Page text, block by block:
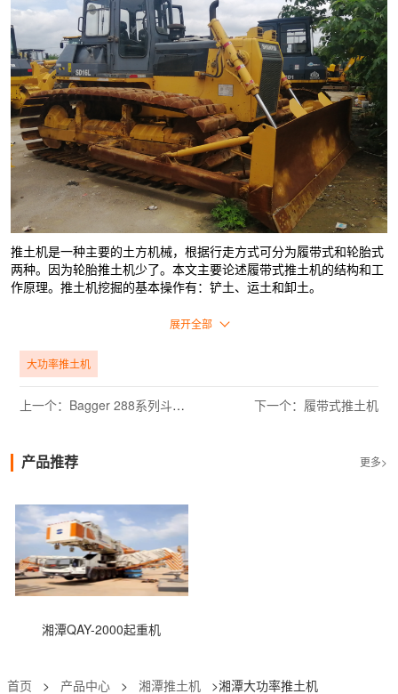
推土机是一种主要的土方机械，根据行走方式可分为履带式和轮胎式
两种。因为轮胎推土机少了。本文主要论述履带式推土机的结构和工
作原理。推土机挖掘的基本操作有：铲土、运土和卸土。
土机采用日本小松制造所引进的D155、D85、D65型基础推土机的制
造技术。经过国产化，基本推土机最终确定为TY320、TY220和
TY160型号。为了满足用户在各种工况下的需求，中国推土机制造商
在上述三种基本推土机的基础上，扩大了产品品种，形成了三个系列
的推土机。TY220推土机系列产品包括TSY220湿地推土机、
土机也在拓展类似的系列产品。TY160系列还有TSY160L超湿地推土
机和TBY160推土机。
展开全部
大功率推土机
上一个：Bagger 288系列斗轮式挖掘机 下一个：履带式推土机
产品推荐 更多>
湘潭QAY-2000起重机
首页 > 产品中心 > 湘潭推土机 >湘潭大功率推土机